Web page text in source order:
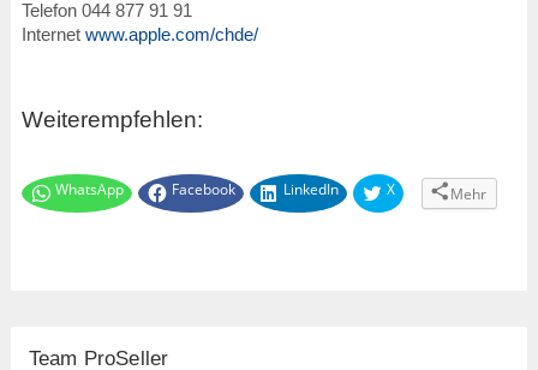
Telefon 044 877 91 91
Internet www.apple.com/chde/
Weiterempfehlen:
WhatsApp Facebook LinkedIn X Mehr
Team ProSeller